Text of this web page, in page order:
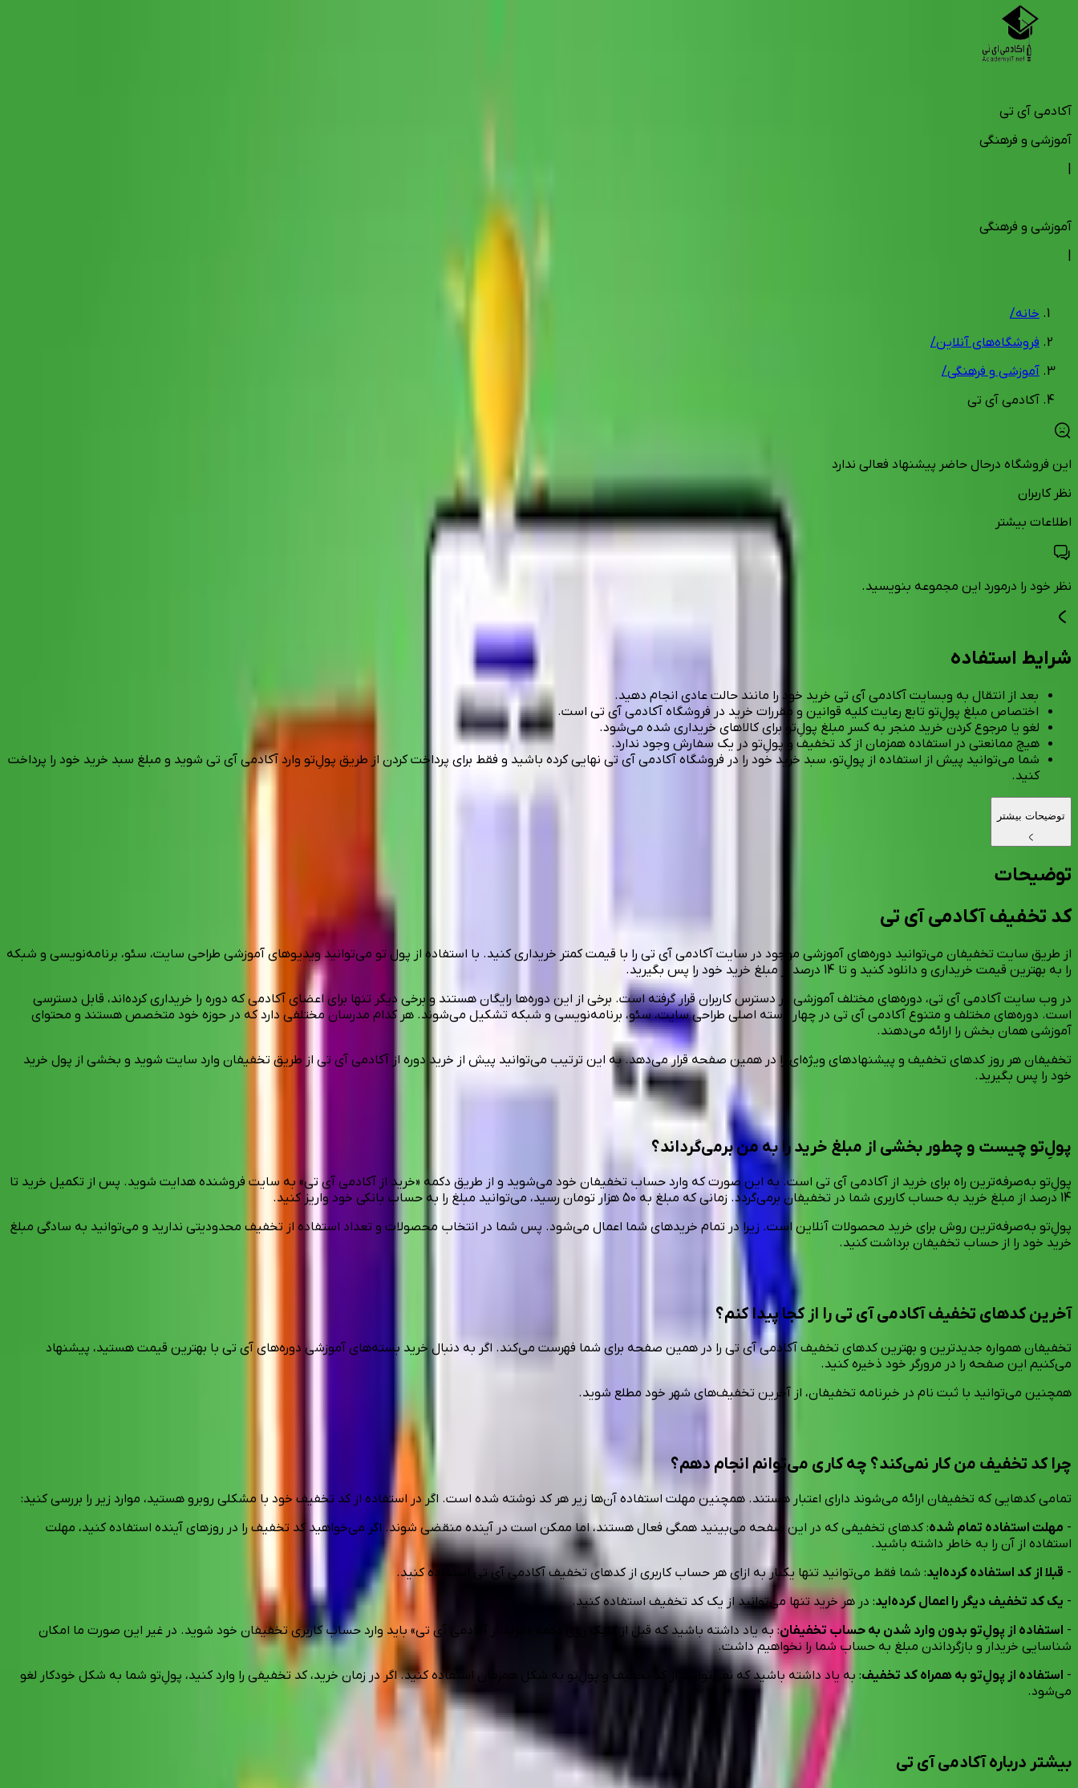
آکادمی آی تی
آموزشی و فرهنگی
آموزشی و فرهنگی
خانه/
فروشگاه‌های آنلاین/
آموزشی و فرهنگی/
آکادمی آی تی
این فروشگاه درحال حاضر پیشنهاد فعالی ندارد
نظر کاربران
اطلاعات بیشتر
نظر خود را درمورد این مجموعه بنویسید.
شرایط استفاده
بعد از انتقال به وبسایت آکادمی آی تی خرید خود را مانند حالت عادی انجام دهید.
اختصاص مبلغ پولِ‌تو تابع رعایت کلیه قوانین و مقررات خرید در فروشگاه آکادمی آی تی است.
لغو یا مرجوع کردن خرید منجر به کسر مبلغ پولِ‌تو برای کالاهای خریداری شده می‌شود.
هیچ ممانعتی در استفاده همزمان از کد تخفیف و پولِ‌تو در یک سفارش وجود ندارد.
شما می‌توانید پیش از استفاده از پولِ‌تو، سبد خرید خود را در فروشگاه آکادمی آی تی نهایی کرده باشید و فقط برای پرداخت کردن از طریق پولِ‌تو وارد آکادمی آی تی شوید و مبلغ سبد خرید خود را پرداخت
کنید.
توضیحات بیشتر
توضیحات
کد تخفیف آکادمی آی تی
از طریق سایت تخفیفان می‌توانید دوره‌های آموزشی موجود در سایت آکادمی آی تی را با قیمت کمتر خریداری کنید. با استفاده از پول تو می‌توانید ویدیوهای آموزشی طراحی سایت، سئو، برنامه‌نویسی و شبکه
را به بهترین قیمت خریداری و دانلود کنید و تا 14 درصد از مبلغ خرید خود را پس بگیرید.
در وب سایت آکادمی آی تی، دوره‌های مختلف آموزشی در دسترس کاربران قرار گرفته است. برخی از این دوره‌ها رایگان هستند و برخی دیگر تنها برای اعضای آکادمی که دوره را خریداری کرده‌اند، قابل دسترسی
است. دوره‌های مختلف و متنوع آکادمی آی تی در چهار دسته اصلی طراحی سایت، سئو، برنامه‌نویسی و شبکه تشکیل می‌شوند. هر کدام مدرسان مختلفی دارد که در حوزه خود متخصص هستند و محتوای
آموزشی همان بخش را ارائه می‌دهند.
تخفیفان هر روز کدهای تخفیف و پیشنهادهای ویژه‌ای را در همین صفحه قرار می‌دهد. به این ترتیب می‌توانید پیش از خرید دوره از آکادمی آی تی از طریق تخفیفان وارد سایت شوید و بخشی از پول خرید
خود را پس بگیرید.
پولِ‌تو چیست و چطور بخشی از مبلغ خرید را به من برمی‌گرداند؟
پولِ‌تو به‌صرفه‌ترین راه برای خرید از آکادمی آی تی است. به این صورت که وارد حساب تخفیفان خود می‌شوید و از طریق دکمه‌ «خرید از آکادمی آی تی» به سایت فروشنده هدایت شوید. پس از تکمیل خرید تا
14 درصد از مبلغ خرید به حساب کاربری شما در تخفیفان برمی‌گردد. زمانی که مبلغ به ۵۰ هزار تومان رسید، می‌توانید مبلغ را به حساب بانکی خود واریز کنید.
پولِ‌تو به‌صرفه‌ترین روش برای خرید محصولات آنلاین است. زیرا در تمام خریدهای شما اعمال می‌شود. پس شما در انتخاب محصولات و تعداد استفاده از تخفیف محدودیتی ندارید و می‌توانید به سادگی مبلغ
خرید خود را از حساب تخفیفان برداشت کنید.
آخرین کدهای تخفیف آکادمی آی تی را از کجا پیدا کنم؟
تخفیفان همواره جدیدترین و بهترین کدهای تخفیف آکادمی آی تی را در همین صفحه برای شما فهرست می‌کند. اگر به دنبال خرید بسته‌های آموزشی دوره‌های آی تی با بهترین قیمت هستید، پیشنهاد
می‌کنیم این صفحه را در مرورگر خود ذخیره کنید.
همچنین می‌توانید با ثبت نام در خبرنامه‌ تخفیفان، از آخرین تخفیف‌های شهر خود مطلع شوید.
چرا کد تخفیف من کار نمی‌کند؟ چه کاری می‌توانم انجام دهم؟
تمامی کدهایی که تخفیفان ارائه می‌شوند دارای اعتبار هستند. همچنین مهلت استفاده‌ آن‌ها زیر هر کد نوشته شده است. اگر در استفاده از کد تخفیف خود با مشکلی روبرو هستید، موارد زیر را بررسی کنید:
- مهلت استفاده تمام شده: کدهای تخفیفی که در این صفحه می‌بینید همگی فعال هستند، اما ممکن است در آینده منقضی شوند. اگر می‌خواهید کد تخفیف را در روزهای آینده استفاده کنید، مهلت
استفاده از آن را به خاطر داشته باشید.
- قبلا از کد استفاده کرده‌اید: شما فقط می‌توانید تنها یکبار به ازای هر حساب کاربری از کدهای تخفیف آکادمی آی تی استفاده کنید.
- یک کد تخفیف دیگر را اعمال کرده‌اید: در هر خرید تنها می‌توانید از یک کد تخفیف استفاده کنید.
- استفاده از پول‌ِتو بدون وارد شدن به حساب تخفیفان: به یاد داشته باشید که قبل از کلیک روی دکمه‌ «خرید از آکادمی آی تی» باید وارد حساب کاربری تخفیفان خود شوید. در غیر این صورت ما امکان
شناسایی خریدار و بازگرداندن مبلغ به حساب شما را نخواهیم داشت.
- استفاده از پولِ‌تو به همراه کد تخفیف: به یاد داشته باشید که نمی‌توانید از کد تخفیف و پولِ‌تو به شکل همزمان استفاده کنید. اگر در زمان خرید، کد تخفیفی را وارد کنید، پولِ‌تو شما به شکل خودکار لغو
می‌شود.
بیشتر درباره آکادمی آی تی